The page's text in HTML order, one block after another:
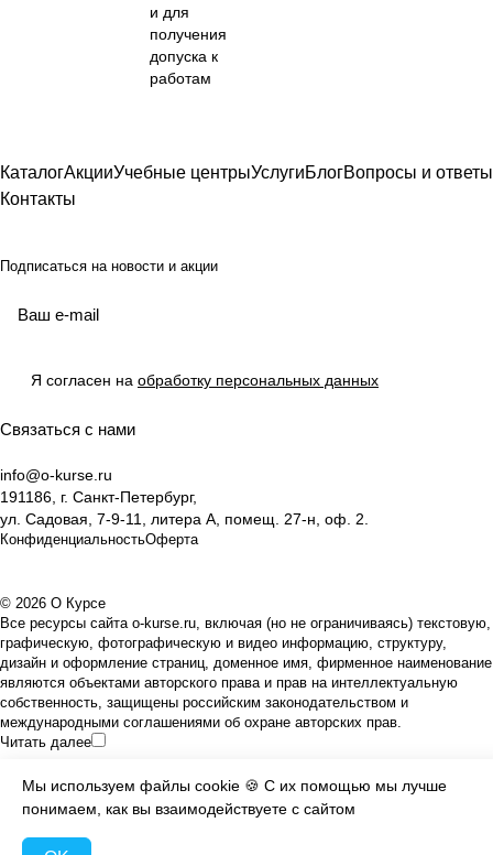
и для
получения
допуска к
работам
Мы используем файлы cookie 🍪 С их помощью мы лучше
понимаем, как вы взаимодействуете с сайтом
КаталогАкцииУчебные центрыУслугиБлогВопросы и ответы
Контакты
Подписаться на новости и акции
Я согласен на обработку персональных данных
Связаться с нами
info@o-kurse.ru
191186, г. Санкт-Петербург,
ул. Садовая, 7-9-11, литера А, помещ. 27-н, оф. 2.
КонфиденциальностьОферта
© 2026 О Курсе
Все ресурсы сайта o-kurse.ru, включая (но не ограничиваясь) текстовую,
графическую, фотографическую и видео информацию, структуру,
дизайн и оформление страниц, доменное имя, фирменное наименование
являются объектами авторского права и прав на интеллектуальную
собственность, защищены российским законодательством и
международными соглашениями об охране авторских прав.
Читать далее